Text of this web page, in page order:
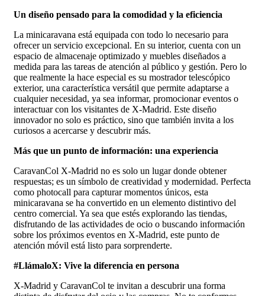
Un diseño pensado para la comodidad y la eficiencia
La minicaravana está equipada con todo lo necesario para
ofrecer un servicio excepcional. En su interior, cuenta con un
espacio de almacenaje optimizado y muebles diseñados a
medida para las tareas de atención al público y gestión. Pero lo
que realmente la hace especial es su mostrador telescópico
exterior, una característica versátil que permite adaptarse a
cualquier necesidad, ya sea informar, promocionar eventos o
interactuar con los visitantes de X-Madrid. Este diseño
innovador no solo es práctico, sino que también invita a los
curiosos a acercarse y descubrir más.
Más que un punto de información: una experiencia
CaravanCol X-Madrid no es solo un lugar donde obtener
respuestas; es un símbolo de creatividad y modernidad. Perfecta
como photocall para capturar momentos únicos, esta
minicaravana se ha convertido en un elemento distintivo del
centro comercial. Ya sea que estés explorando las tiendas,
disfrutando de las actividades de ocio o buscando información
sobre los próximos eventos en X-Madrid, este punto de
atención móvil está listo para sorprenderte.
#LlámaloX: Vive la diferencia en persona
X-Madrid y CaravanCol te invitan a descubrir una forma